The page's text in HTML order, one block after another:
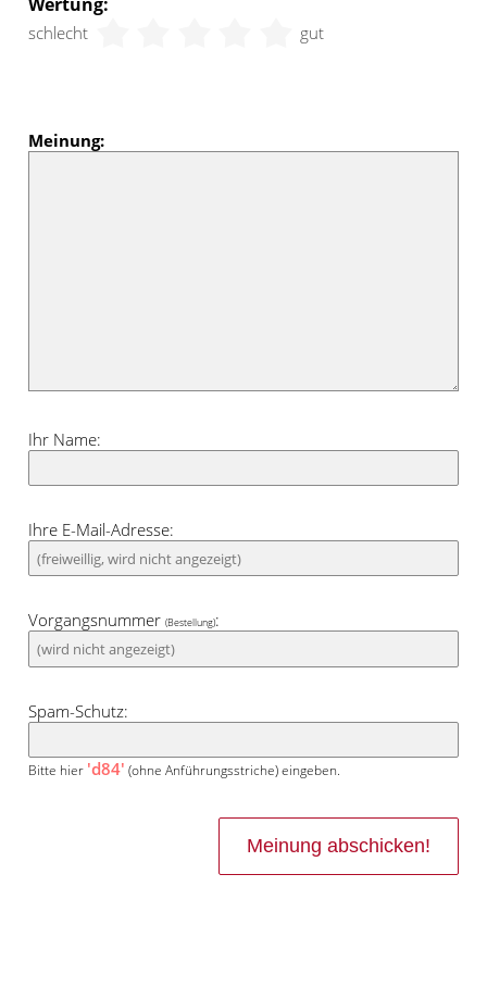
schlecht gut
Meinung:
Ihr Name:
Ihre E-Mail-Adresse:
Vorgangsnummer(Bestellung):
Spam-Schutz:
Bitte hier 'd84' (ohne Anführungsstriche) eingeben.